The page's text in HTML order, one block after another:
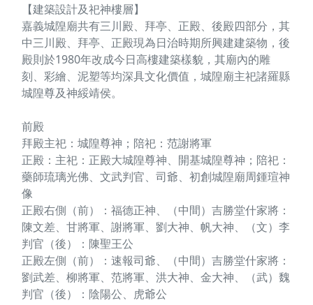
【建築設計及祀神樓層】
嘉義城隍廟共有三川殿、拜亭、正殿、後殿四部分，其
中三川殿、拜亭、正殿現為日治時期所興建建築物，後
殿則於1980年改成今日高樓建築樣貌，其廟內的雕
刻、彩繪、泥塑等均深具文化價值，城隍廟主祀諸羅縣
城隍尊及神綏靖侯。
前殿
拜殿主祀：城隍尊神；陪祀：范謝將軍
正殿：主祀：正殿大城隍尊神、開基城隍尊神；陪祀：
藥師琉璃光佛、文武判官、司爺、初創城隍廟周鍾瑄神
像
正殿右側（前）：福德正神、（中間）吉勝堂什家將：
陳文差、甘將軍、謝將軍、劉大神、帆大神、（文）李
判官（後）：陳聖王公
正殿左側（前）：速報司爺、（中間）吉勝堂什家將：
劉武差、柳將軍、范將軍、洪大神、金大神、（武）魏
判官（後）：陰陽公、虎爺公